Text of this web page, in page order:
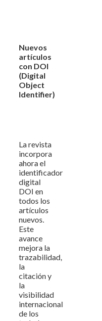
Nuevos
artículos
con DOI
(Digital
Object
Identifier)
La revista
incorpora
ahora el
identificador
digital
DOI en
todos los
artículos
nuevos.
Este
avance
mejora la
trazabilidad,
la
citación y
la
visibilidad
internacional
de los